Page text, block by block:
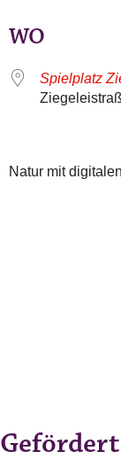
WO
Spielplatz
Natur mit